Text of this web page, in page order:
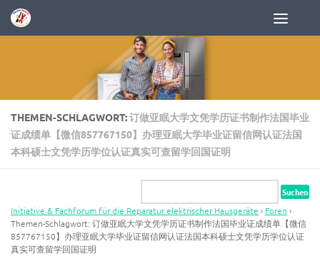
Zum Inhalt springen
THEMEN-SCHLAGWORT:订做亚眠大学文凭学历证书制作法国毕业
证成绩单【微信857767150】办理亚眠大学毕业证留信网认证法国
本科硕士文凭学历学位认证真实可查留学回国证明
Initiative & Fachforum für die Reparatur elektrischer Hausgeräte › Foren ›
Themen-Schlagwort: 订做亚眠大学文凭学历证书制作法国毕业证成绩单【微信
857767150】办理亚眠大学毕业证留信网认证法国本科硕士文凭学历学位认证
真实可查留学回国证明